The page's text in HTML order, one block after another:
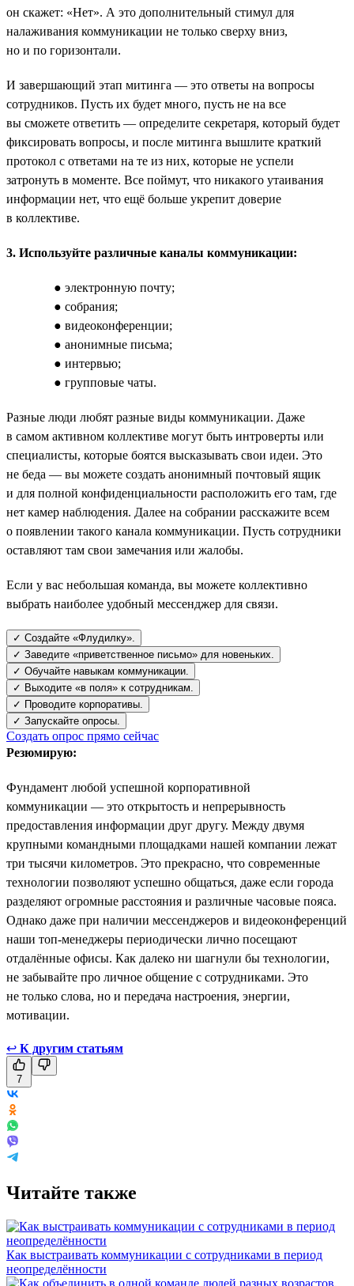
он скажет: «Нет». А это дополнительный стимул для
налаживания коммуникации не только сверху вниз,
но и по горизонтали.
И завершающий этап митинга — это ответы на вопросы
сотрудников. Пусть их будет много, пусть не на все
вы сможете ответить — определите секретаря, который будет
фиксировать вопросы, и после митинга вышлите краткий
протокол с ответами на те из них, которые не успели
затронуть в моменте. Все поймут, что никакого утаивания
информации нет, что ещё больше укрепит доверие
в коллективе.
3. Используйте различные каналы коммуникации:
● электронную почту;
● собрания;
● видеоконференции;
● анонимные письма;
● интервью;
● групповые чаты.
Разные люди любят разные виды коммуникации. Даже
в самом активном коллективе могут быть интроверты или
специалисты, которые боятся высказывать свои идеи. Это
не беда — вы можете создать анонимный почтовый ящик
и для полной конфиденциальности расположить его там, где
нет камер наблюдения. Далее на собрании расскажите всем
о появлении такого канала коммуникации. Пусть сотрудники
оставляют там свои замечания или жалобы.
Если у вас небольшая команда, вы можете коллективно
выбрать наиболее удобный мессенджер для связи.
✓ Создайте «Флудилку».
✓ Заведите «приветственное письмо» для новеньких.
✓ Обучайте навыкам коммуникации.
✓ Выходите «в поля» к сотрудникам.
✓ Проводите корпоративы.
✓ Запускайте опросы.
Создать опрос прямо сейчас
Резюмирую:
Фундамент любой успешной корпоративной
коммуникации — это открытость и непрерывность
предоставления информации друг другу. Между двумя
крупными командными площадками нашей компании лежат
три тысячи километров. Это прекрасно, что современные
технологии позволяют успешно общаться, даже если города
разделяют огромные расстояния и различные часовые пояса.
Однако даже при наличии мессенджеров и видеоконференций
наши топ-менеджеры периодически лично посещают
отдалённые офисы. Как далеко ни шагнули бы технологии,
не забывайте про личное общение с сотрудниками. Это
не только слова, но и передача настроения, энергии,
мотивации.
↩ К другим статьям
7
Читайте также
Как выстраивать коммуникации с сотрудниками в период
неопределённости